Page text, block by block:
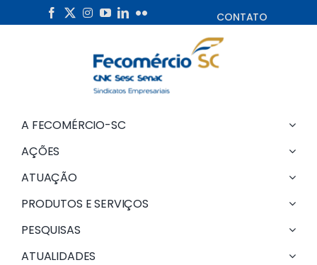
to
CONTATO
A FECOMÉRCIO-SC
AÇÕES
ATUAÇÃO
PRODUTOS E SERVIÇOS
PESQUISAS
ATUALIDADES